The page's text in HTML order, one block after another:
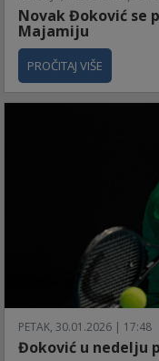
Novak Đoković se
Majamiju
PROČITAJ VIŠE
PETAK, 30.01.2026 | 17:48
Đoković u nedelju